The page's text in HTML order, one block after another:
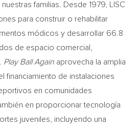
familias. Desde 1979, LISC
para construir o rehabilitar
módicos y desarrollar 66.8
de espacio comercial,
Play Ball Again aprovecha la amplia
financiamiento de instalaciones
en comunidades
en proporcionar tecnología
juveniles, incluyendo una